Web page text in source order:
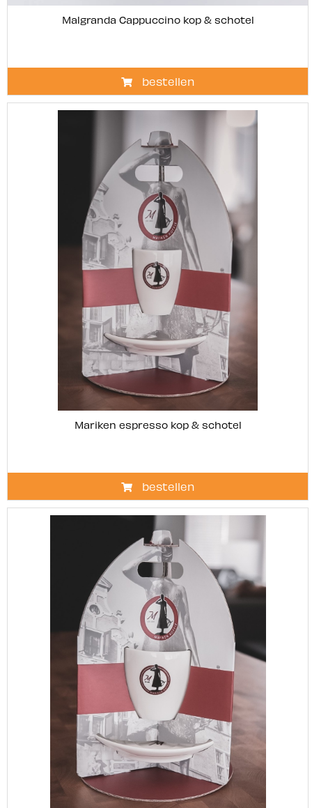
Malgranda Cappuccino kop & schotel
bestellen
Mariken espresso kop & schotel
bestellen